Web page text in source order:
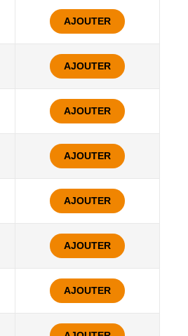
AJOUTER
AJOUTER
AJOUTER
AJOUTER
AJOUTER
AJOUTER
AJOUTER